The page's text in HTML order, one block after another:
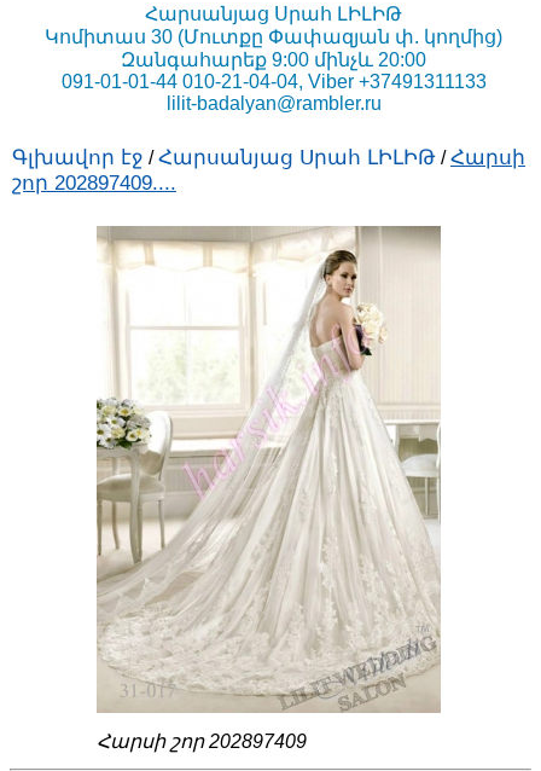
Հարսանյաց Սրահ ԼԻԼԻԹ
Կոմիտաս 30 (Մուտքը Փափազյան փ. կողմից)
Զանգահարեք 9:00 մինչև 20:00
091-01-01-44 010-21-04-04, Viber +37491311133
lilit-badalyan@rambler.ru
Գլխավոր էջ /Հարսանյաց Սրահ ԼԻԼԻԹ /Հարսի
շոր 202897409....
Հարսի շոր 202897409